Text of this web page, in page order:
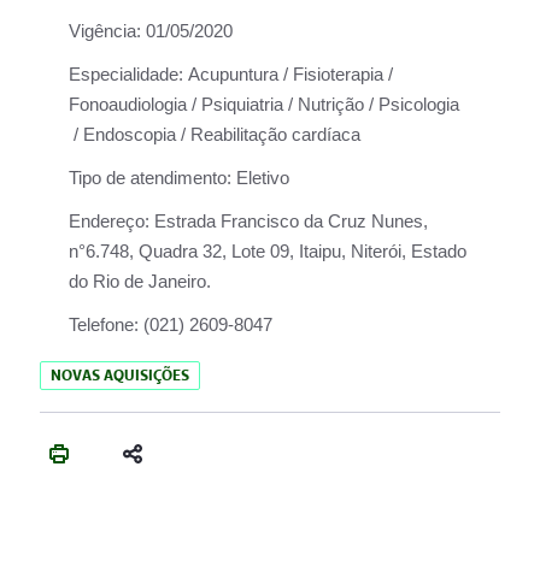
Vigência: 01/05/2020
Especialidade: Acupuntura / Fisioterapia /
Fonoaudiologia / Psiquiatria / Nutrição / Psicologia
/ Endoscopia / Reabilitação cardíaca
Tipo de atendimento: Eletivo
Endereço: Estrada Francisco da Cruz Nunes,
n°6.748, Quadra 32, Lote 09, Itaipu, Niterói, Estado
do Rio de Janeiro.
Telefone: (021) 2609-8047
NOVAS AQUISIÇÕES